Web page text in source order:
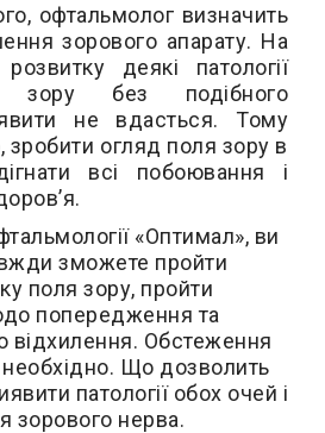
офтальмолог визначить
зорового апарату. На
деякі патології
зору без подібного
не вдасться. Тому
зробити огляд поля зору в
всі побоювання і
«Оптимал», ви
зможете пройти
поля зору, пройти
попередження та
відхилення. Обстеження
Що дозволить
патології обох очей і
зорового нерва.